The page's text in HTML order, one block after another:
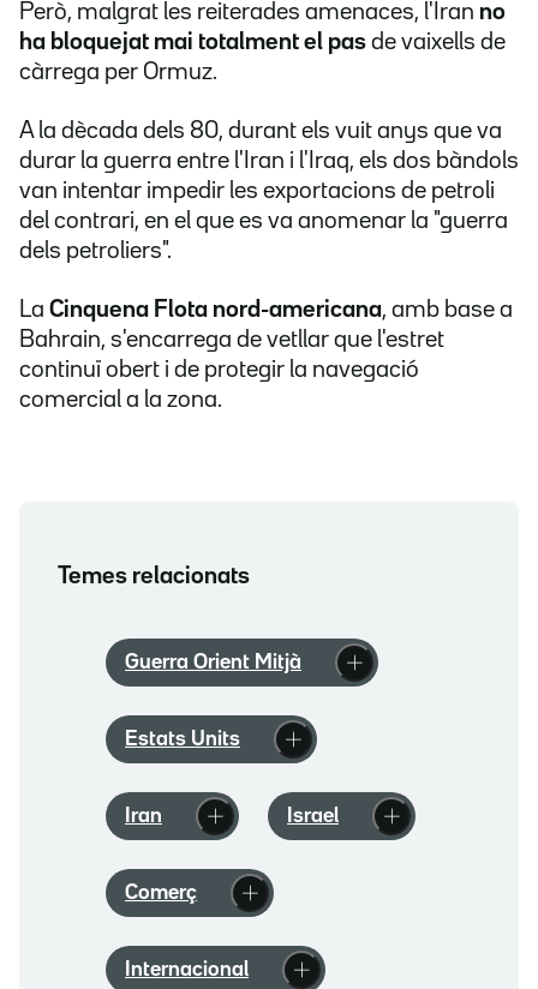
Però, malgrat les reiterades amenaces, l'Iran no
ha bloquejat mai totalment el pas de vaixells de
càrrega per Ormuz.
A la dècada dels 80, durant els vuit anys que va
durar la guerra entre l'Iran i l'Iraq, els dos bàndols
van intentar impedir les exportacions de petroli
del contrari, en el que es va anomenar la "guerra
dels petroliers".
La Cinquena Flota nord-americana, amb base a
Bahrain, s'encarrega de vetllar que l'estret
continuï obert i de protegir la navegació
comercial a la zona.
Temes relacionats
Guerra Orient Mitjà
Estats Units
Iran Israel
Comerç
Internacional